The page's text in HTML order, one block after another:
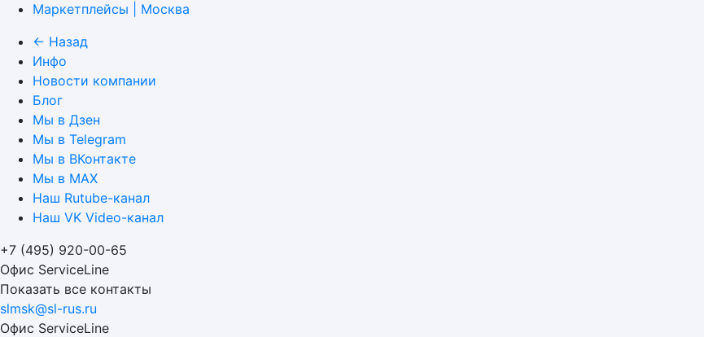
Маркетплейсы | Москва
← Назад
Инфо
Новости компании
Блог
Мы в Дзен
Мы в Telegram
Мы в ВКонтакте
Мы в MAX
Наш Rutube-канал
Наш VK Video-канал
+7 (495) 920-00-65
Офис ServiceLine
Показать все контакты
slmsk@sl-rus.ru
Офис ServiceLine